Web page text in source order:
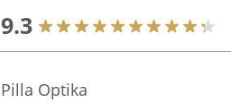
9.3
Pilla Optika